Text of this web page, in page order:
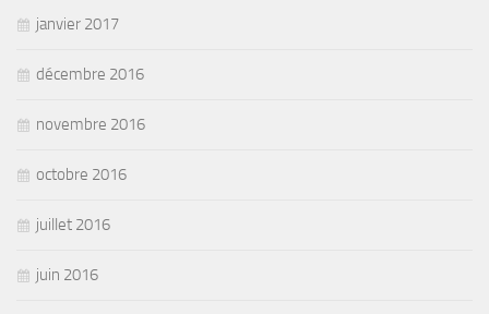
janvier 2017
décembre 2016
novembre 2016
octobre 2016
juillet 2016
juin 2016